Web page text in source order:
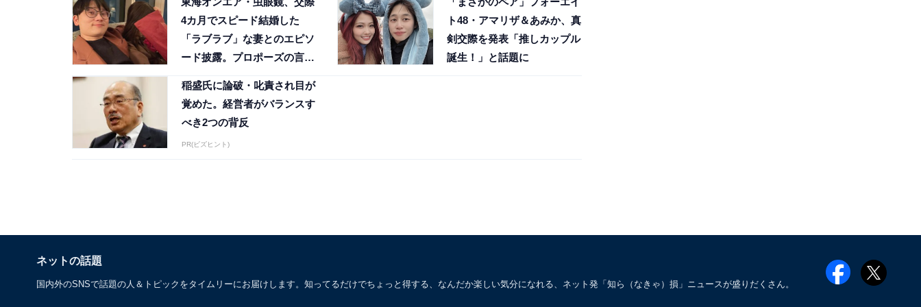
4カ月でスピード結婚した
「ラブラブ」な妻とのエピソ
ード披露。プロポーズの言葉
い」
ト48・アマリザ＆あみか、真
剣交際を発表「推しカップル
誕生！」と話題に
稲盛氏に論破・叱責され目が
覚めた。経営者がバランスす
べき2つの背反
PR(ビズヒント)
ネットの話題
国内外のSNSで話題の人＆トピックをタイムリーにお届けします。知ってるだけでちょっと得する、なんだか楽しい気分になれる、ネット発「知ら（なきゃ）損」ニュースが盛りだくさん。